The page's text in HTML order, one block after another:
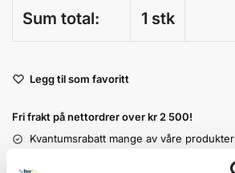
Sum total: 1 stk
l
e
r
Legg til som favoritt
Fri frakt på nettordrer over kr 2 500!
Kvantumsrabatt mange av våre produkter